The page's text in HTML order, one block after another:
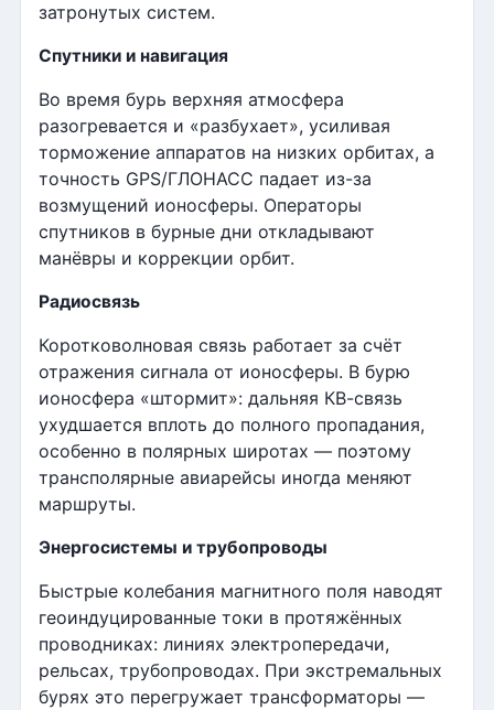
затронутых систем.
Спутники и навигация
Во время бурь верхняя атмосфера
разогревается и «разбухает», усиливая
торможение аппаратов на низких орбитах, а
точность GPS/ГЛОНАСС падает из-за
возмущений ионосферы. Операторы
спутников в бурные дни откладывают
манёвры и коррекции орбит.
Радиосвязь
Коротковолновая связь работает за счёт
отражения сигнала от ионосферы. В бурю
ионосфера «штормит»: дальняя КВ-связь
ухудшается вплоть до полного пропадания,
особенно в полярных широтах — поэтому
трансполярные авиарейсы иногда меняют
маршруты.
Энергосистемы и трубопроводы
Быстрые колебания магнитного поля наводят
геоиндуцированные токи в протяжённых
проводниках: линиях электропередачи,
рельсах, трубопроводах. При экстремальных
бурях это перегружает трансформаторы —